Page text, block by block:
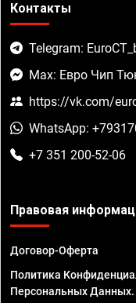
Контакты
Telegram:
Max: Евро Чип
https://vk.com/
WhatsApp:
+7 351 200-52-06
Правовая
Договор-Оферта
Политика
Персональных Данных.